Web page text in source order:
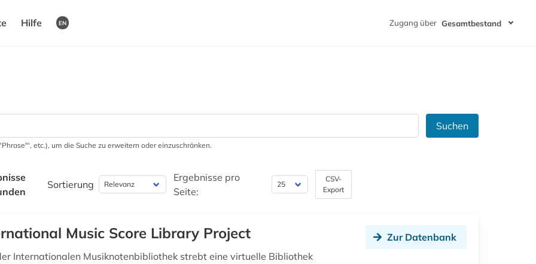
Hilfe EN Zugang über Gesamtbestand
Suchen
etc.), um die Suche zu erweitern oder einzuschränken.
Sortierung
Ergebnisse pro
Seite:
CSV-
Export
Music Score Library Project
Internationalen Musiknotenbibliothek strebt eine virtuelle Bibliothek
Zur Datenbank